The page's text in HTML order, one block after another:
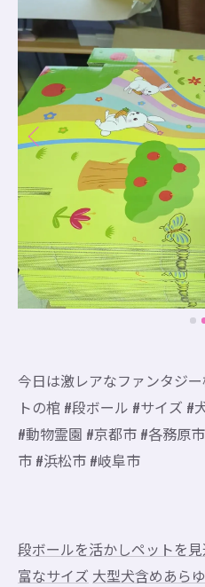
今日は激レアなファンタジ
トの棺 #段ボール #サイズ #
#動物霊園 #京都市 #各務原
市 #浜松市 #岐阜市
段ボールを活かしペットを見
富なサイズ 大型犬含めあら